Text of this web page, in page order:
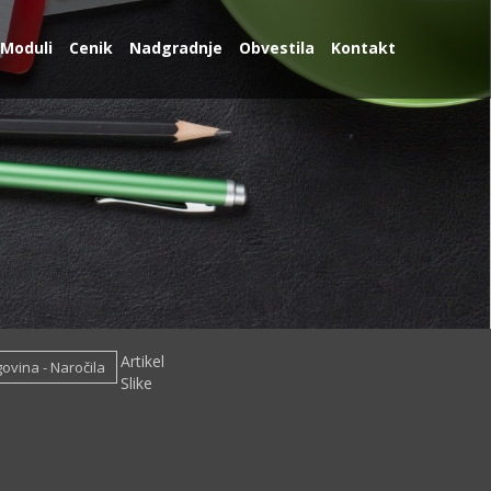
Moduli Cenik Nadgradnje Obvestila Kontakt
- Naročila
Artikel
Slike